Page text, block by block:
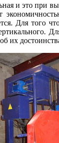
и это при
Для того
их